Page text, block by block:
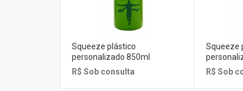
Squeeze plástico
personalizado 850ml
R$ Sob consulta
Squeeze
R$ Sob